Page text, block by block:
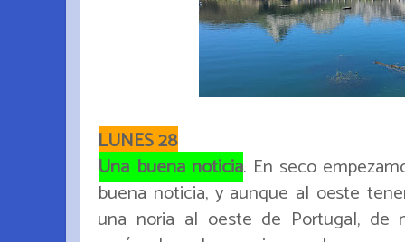
LUNES 28
Una buena noticia. En seco
buena noticia, y aunque al oeste
una noria al oeste de Portugal, de